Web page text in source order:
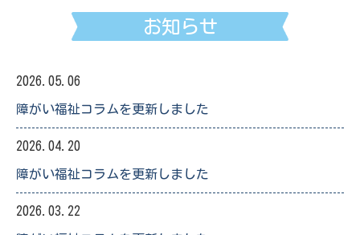
お知らせ
2026.05.06
障がい福祉コラムを更新しました
2026.04.20
障がい福祉コラムを更新しました
2026.03.22